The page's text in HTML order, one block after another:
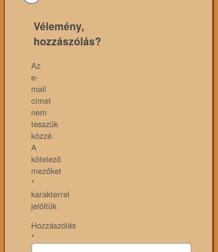
Vélemény,
hozzászólás?
Az
e-
mail
címet
nem
tesszük
közzé.
A
kötelező
mezőket
*
karakterrel
jelöltük
Hozzászólás
*